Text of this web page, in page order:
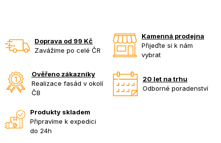
Doprava od 99 Kč
Zavážíme po celé ČR
Kamenná prodejna
Přijeďte si k nám
vybrat
Ověřeno zákazníky
Realizace fasád v okolí
ČB
20 let na trhu
Odborné poradenství
Produkty skladem
Připravíme k expedici
do 24h